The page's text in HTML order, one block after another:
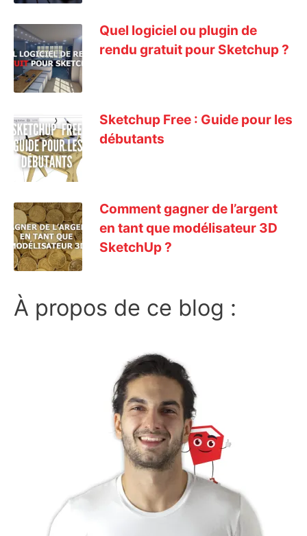
Quel logiciel ou plugin de
rendu gratuit pour Sketchup ?
Sketchup Free : Guide pour les
débutants
Comment gagner de l’argent
en tant que modélisateur 3D
SketchUp ?
À propos de ce blog :